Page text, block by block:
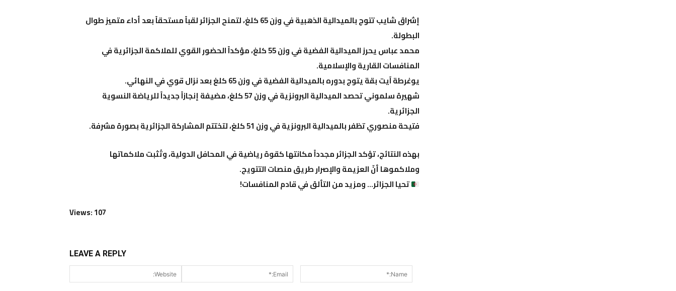
إشراق شايب
تتوج بالميدالية الذهبية في وزن 65 كلغ، لتمنح الجزائر لقباً مستحقاً بعد أداء متميز طوال
البطولة.
محمد عباس
يحرز الميدالية الفضية في وزن 55 كلغ، مؤكداً الحضور القوي للملاكمة الجزائرية في
المنافسات القارية والإسلامية.
يوغرطة آيت بقةيتوج بدوره بالميدالية الفضية في وزن 65 كلغ بعد نزال قوي في النهائي.
شهيرة سلموني
تحصد الميدالية البرونزية في وزن 57 كلغ، مضيفة إنجازاً جديداً للرياضة النسوية
الجزائرية.
فتيحة منصوريتظفر بالميدالية البرونزية في وزن 51 كلغ، لتختتم المشاركة الجزائرية بصورة مشرفة.
بهذه النتائج، تؤكد الجزائر مجدداً مكانتها كقوة رياضية في المحافل الدولية، وتُثبت ملاكماتها
وملاكموها أنّالعزيمة والإصرار طريق منصات التتويج.
تحيا الجزائر… ومزيد من التألق في قادم المنافسات!
Views: 107
LEAVE A REPLY
Name:*
Email:*